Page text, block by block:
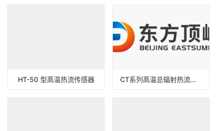
HT-50 型高温热流传感器 CT系列高温总辐射热流传感器